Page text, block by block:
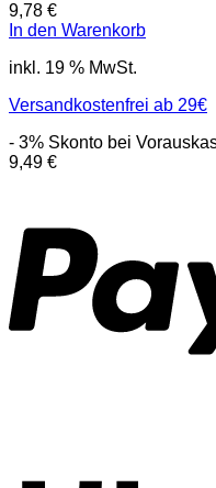
9,78 €
In den Warenkorb
inkl. 19 % MwSt.
Versandkostenfrei ab 29€
- 3% Skonto bei
9,49 €